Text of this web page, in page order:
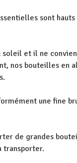
sont
et il ne
nos bouteilles en
une fine
de grandes
transporter.